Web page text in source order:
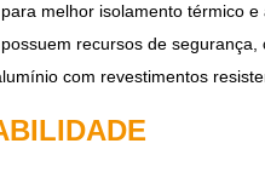
melhor isolamento térmico e
recursos de segurança,
com revestimentos